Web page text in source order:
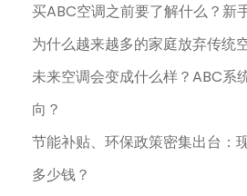
买ABC空调之前要了解什么？新
为什么越来越多的家庭放弃传统
未来空调会变成什么样？ABC系
向？
节能补贴、环保政策密集出台：
多少钱？